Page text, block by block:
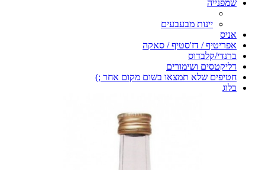
שמפנייה
יינות מבעבעים
אניס
אפריטיף / דז'סטיף / סאקה
ברנדי/קלבדוס
דליקטסים ושימורים
חטיפים שלא תמצאו בשום מקום אחר ;)
בלוג